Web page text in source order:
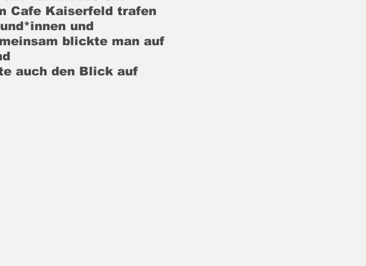
Cafe Kaiserfeld trafen
und
blickte man auf
auch den Blick auf